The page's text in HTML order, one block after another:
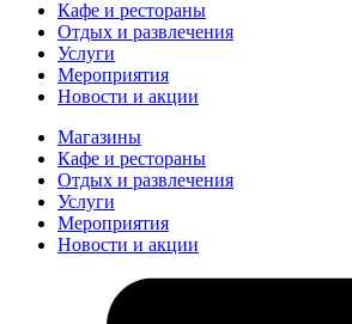
Кафе и рестораны
Отдых и развлечения
Услуги
Мероприятия
Новости и акции
Магазины
Кафе и рестораны
Отдых и развлечения
Услуги
Мероприятия
Новости и акции